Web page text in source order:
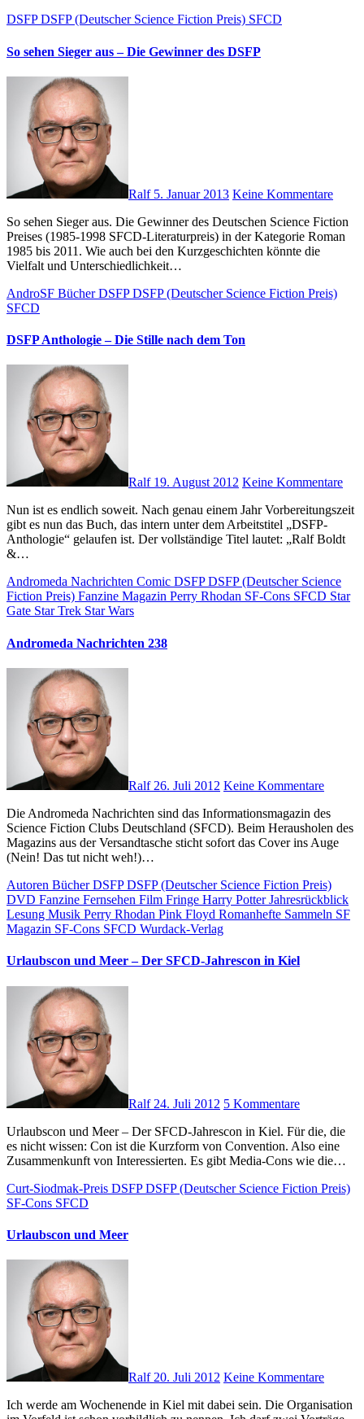
DSFPDSFP (Deutscher Science Fiction Preis) SFCD
So sehen Sieger aus – Die Gewinner des DSFP
Ralf 5. Januar 2013 Keine Kommentare
So sehen Sieger aus. Die Gewinner des Deutschen Science Fiction
Preises (1985-1998 SFCD-Literaturpreis) in der Kategorie Roman
1985 bis 2011. Wie auch bei den Kurzgeschichten könnte die
Vielfalt und Unterschiedlichkeit…
AndroSF BücherDSFPDSFP (Deutscher Science Fiction Preis)
SFCD
DSFP Anthologie – Die Stille nach dem Ton
Ralf 19. August 2012 Keine Kommentare
Nun ist es endlich soweit. Nach genau einem Jahr Vorbereitungszeit
gibt es nun das Buch, das intern unter dem Arbeitstitel „DSFP-
Anthologie“ gelaufen ist. Der vollständige Titel lautet: „Ralf Boldt
&…
Andromeda Nachrichten Comic DSFPDSFP (Deutscher Science
Fiction Preis) Fanzine Magazin Perry Rhodan SF-Cons SFCD Star
Gate Star Trek Star Wars
Andromeda Nachrichten 238
Ralf 26. Juli 2012 Keine Kommentare
Die Andromeda Nachrichten sind das Informationsmagazin des
Science Fiction Clubs Deutschland (SFCD). Beim Herausholen des
Magazins aus der Versandtasche sticht sofort das Cover ins Auge
(Nein! Das tut nicht weh!)…
Autoren BücherDSFPDSFP (Deutscher Science Fiction Preis)
DVD Fanzine Fernsehen Film Fringe Harry PotterJahresrückblick
Lesung Musik Perry Rhodan Pink Floyd Romanhefte Sammeln SF
Magazin SF-Cons SFCD Wurdack-Verlag
Urlaubscon und Meer – Der SFCD-Jahrescon in Kiel
Ralf 24. Juli 2012 5 Kommentare
Urlaubscon und Meer – Der SFCD-Jahrescon in Kiel. Für die, die
es nicht wissen: Con ist die Kurzform von Convention. Also eine
Zusammenkunft von Interessierten. Es gibt Media-Cons wie die…
Curt-Siodmak-Preis DSFPDSFP (Deutscher Science Fiction Preis)
SF-Cons SFCD
Urlaubscon und Meer
Ralf 20. Juli 2012 Keine Kommentare
Ich werde am Wochenende in Kiel mit dabei sein. Die Organisation